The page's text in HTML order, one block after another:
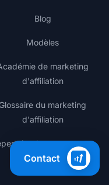
Blog
Modèles
de marketing
d'affiliation
Glossaire du marketing
d'affiliation
de programmes
d'affiliation
Contact